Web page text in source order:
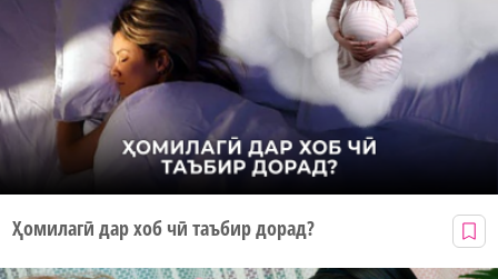
Ҳомилагӣ дар хоб чӣ таъбир дорад?